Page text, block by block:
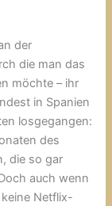
der
die man das
möchte – ihr
in Spanien
losgegangen:
des
die so gar
auch wenn
Netflix-